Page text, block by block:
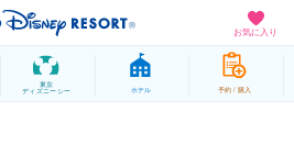
お気に入り
東京
ディズニーシー ホテル 予約 / 購入